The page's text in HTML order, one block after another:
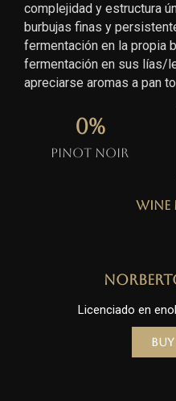
complejidad y estructura
burbujas finas y
fermentación en la propia
fermentación en sus lías/
apreciarse aromas a pan
Pinot Noir
0%
Wine
Licenciado en